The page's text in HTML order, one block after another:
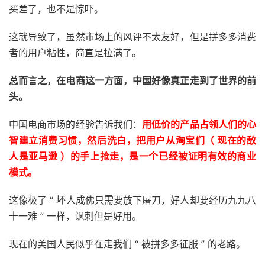
买差了，也不是惊吓。
这就导致了，虽然市场上的风评不太友好，但是拼多多消费
者的用户粘性，简直是拉满了。
总而言之，在电商这一方面，中国好像真正走到了世界的前
头。
中国电商市场的经验告诉我们： 用低价的产品占领人们的心
智建立消费习惯，然后洗白，把用户从淘宝们（ 现在的敌
人是亚马逊 ）的手上抢走，是一个已经被证明有效的商业
模式。
这像极了 “ 坏人成佛只需要放下屠刀，好人却要经历九九八
十一难 ” 一样，讽刺但是好用。
现在的美国人民似乎在走我们 “ 被拼多多征服 ” 的老路。